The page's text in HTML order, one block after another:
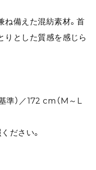
ね備えた混紡素材。首
りとした質感を感じら
準）／172 cm（M～L
ださい。